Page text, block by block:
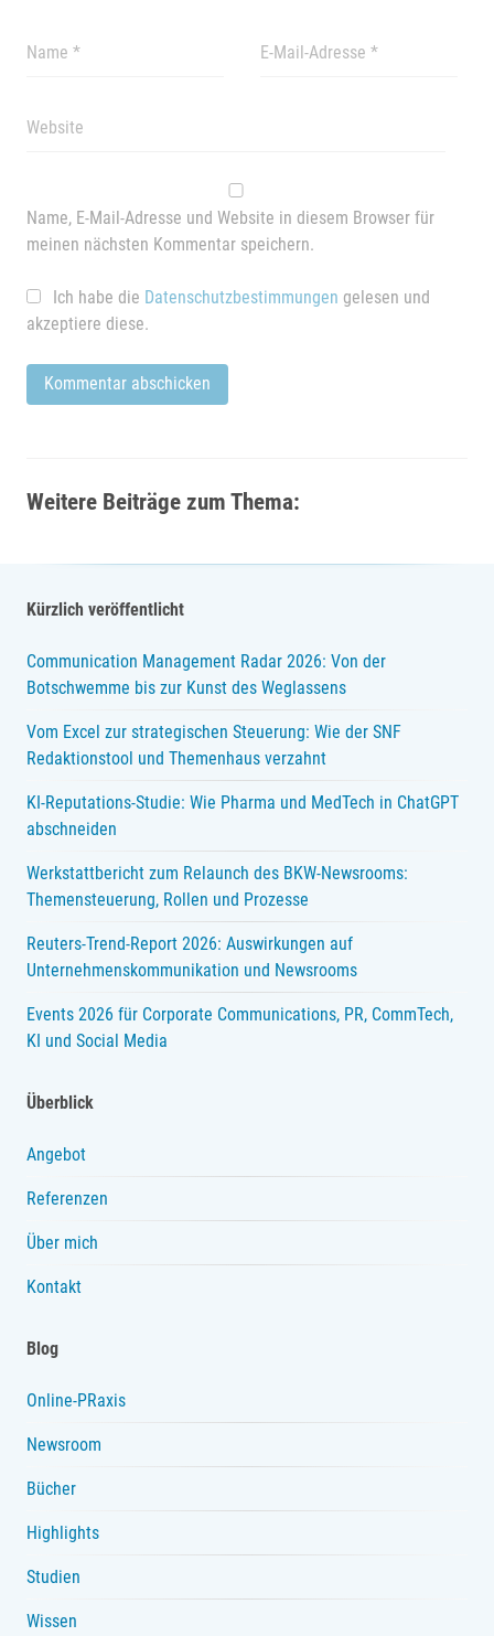
Name, E-Mail-Adresse und Website in diesem Browser für
meinen nächsten Kommentar speichern.
Ich habe die Datenschutzbestimmungen gelesen und
akzeptiere diese.
Weitere Beiträge zum Thema:
Kürzlich veröffentlicht
Communication Management Radar 2026: Von der
Botschwemme bis zur Kunst des Weglassens
Vom Excel zur strategischen Steuerung: Wie der SNF
Redaktionstool und Themenhaus verzahnt
KI-Reputations-Studie: Wie Pharma und MedTech in ChatGPT
abschneiden
Werkstattbericht zum Relaunch des BKW-Newsrooms:
Themensteuerung, Rollen und Prozesse
Reuters-Trend-Report 2026: Auswirkungen auf
Unternehmenskommunikation und Newsrooms
Events 2026 für Corporate Communications, PR, CommTech,
KI und Social Media
Überblick
Angebot
Referenzen
Über mich
Kontakt
Blog
Online-PRaxis
Newsroom
Bücher
Highlights
Studien
Wissen